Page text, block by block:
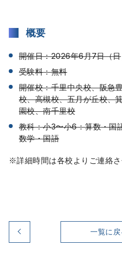
お知らせ
難関公立高校への道（コラム）
お問い合わせ
企業情報
"難関公立高校への
概要
開催日：2026年6月7日（日
受験料：無料
開催校：千里中央校、阪急
校、高槻校、五月が丘校、
園校、南千里校
教科：小3〜小6：算数・国
数学・国語
※詳細時間は各校よりご連絡さ
一覧に戻